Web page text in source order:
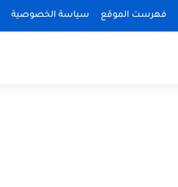
فهرست الموقع سياسة الخصوصية